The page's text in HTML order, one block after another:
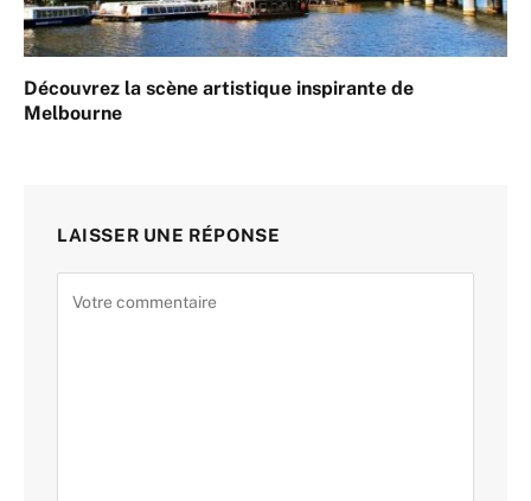
Découvrez la scène artistique inspirante de
Melbourne
LAISSER UNE RÉPONSE